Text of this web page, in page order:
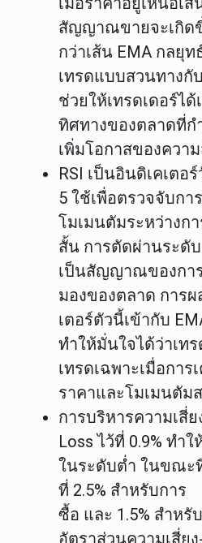
สัญญาณขายจะเกิด
กว่าเส้น EMA กลยุ
เทรดแบบสวนทางกั
ช่วยให้เทรดเดอร์ไ
ทิศทางของตลาดที่ก
เพิ่มโอกาสของความ
RSI เป็นอินดิเคเตอ
5 ใช้เพื่อตรวจจับกา
โมเมนตัมระหว่างก
สั้น การตัดผ่านระดับ
เป็นสัญญาณของกา
มองของตลาด การ
เตอร์ตัวนี้เข้ากับ
ทำให้มั่นใจได้ว่าเท
เทรดเฉพาะเมื่อการ
ราคาและโมเมนตัม
การบริหารความเสี่ย
Loss ไว้ที่ 0.9% ทำใ
ในระดับต่ำ ในขณะ
ที่ 2.5% สำหรับการ
ซื้อ และ 1.5% สำหรั
อัตราส่วนความเสี่ย